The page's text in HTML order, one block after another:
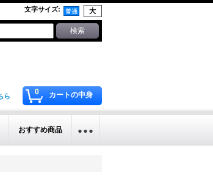
文字サイズ:
0 カートの中身
ら
おすすめ商品